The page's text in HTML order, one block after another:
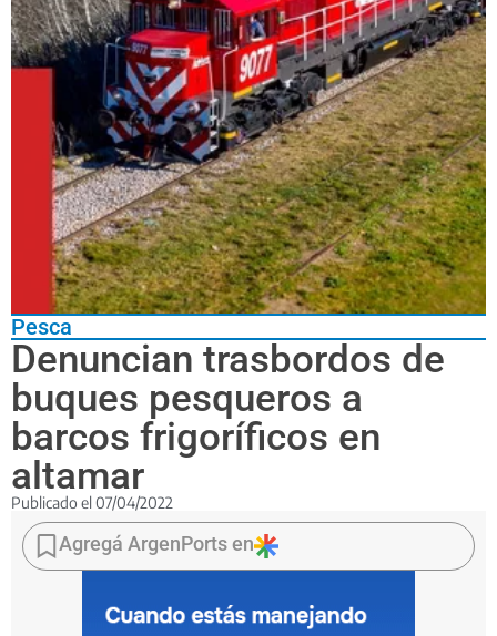
Pesca
Denuncian trasbordos de
buques pesqueros a
barcos frigoríficos en
altamar
Publicado el 07/04/2022
La
acción
fue
descubierto
Agregá ArgenPorts en